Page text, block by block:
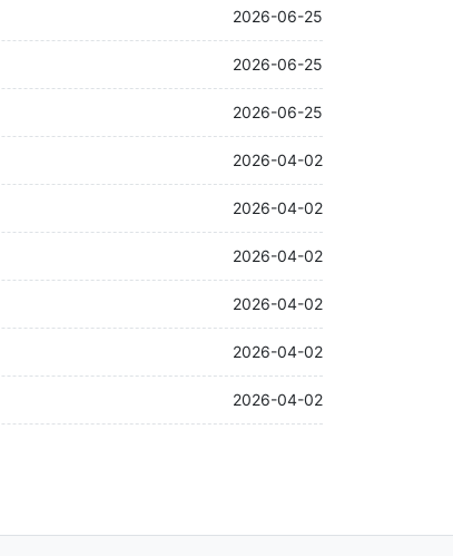
2026-06-25
2026-06-25
2026-06-25
2026-04-02
2026-04-02
2026-04-02
2026-04-02
2026-04-02
2026-04-02